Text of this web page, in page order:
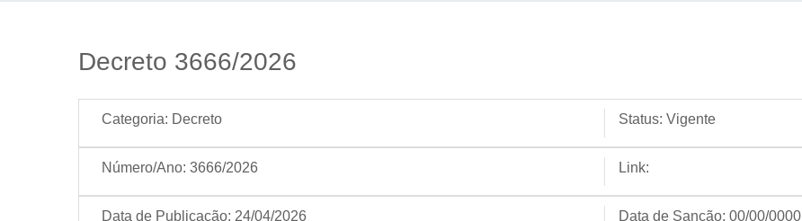
Decreto 3666/2026
Categoria: Decreto Status: Vigente
Número/Ano: 3666/2026 Link:
Data de Publicação: 24/04/2026 Data de Sanção: 00/00/0000